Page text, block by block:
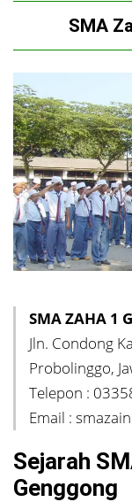
SMA
SMA ZAHA 1
Jln. Condong
Probolinggo,
Telepon :
Email :
Sejarah
Genggong